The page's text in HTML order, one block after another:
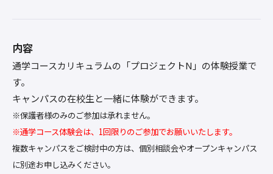
内容
通学コースカリキュラムの「プロジェクトN」の体験授業で
す。
キャンパスの在校生と一緒に体験ができます。
※保護者様のみのご参加は承れません。
※通学コース体験会は、1回限りのご参加でお願いいたします。
複数キャンパスをご検討中の方は、個別相談会やオープンキャンパス
に別途お申し込みください。